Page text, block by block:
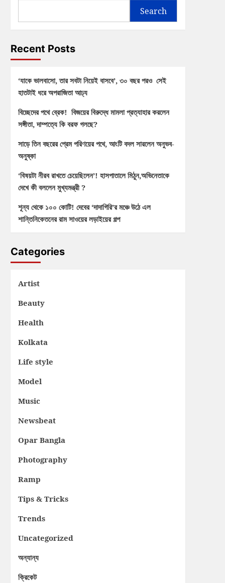
Search
Recent Posts
‘যাকে ভালবাসো, তার সবটা নিয়েই বাসবে’, ৩০ বছর পরও সেই
হাতটাই ধরে অপরাজিতা আঢ্য
বিচ্ছেদের পথে ব্রেক! বিজয়ের বিরুদ্ধে মামলা প্রত্যাহার করলেন
সঙ্গীতা, দাম্পত্যে কি বরফ গলছে?
সাড়ে তিন বছরের প্রেম পরিণয়ের পথে, আংটি বদল সারলেন অনুভব-
অনুষ্কা
‘বিষয়টা নীরব রাখতে চেয়েছিলেন’! হাসপাতালে মিঠুন,অভিনেতাকে
দেখে কী বললেন মুখ্যমন্ত্রী ?
শূন্য থেকে ১০০ কোটি! দেবের ‘দাদাগিরি’র মঞ্চে উঠে এল
শান্তিনিকেতনের রাম সাওয়ের লড়াইয়ের গল্প
Categories
Artist
Beauty
Health
Kolkata
Life style
Model
Music
Newsbeat
Opar Bangla
Photography
Ramp
Tips & Tricks
Trends
Uncategorized
অন্যান্য
ক্রিকেট